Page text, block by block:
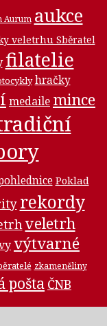
Aurum aukce
veletrhu Sběratel
filatelie
hračky
medaile mince
Poklad
rekordy
veletrh
výtvarné
zkameněliny
pošta ČNB